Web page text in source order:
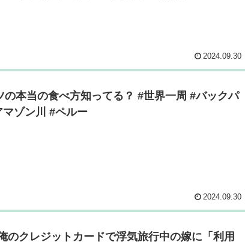
2024.09.30
の本当の食べ方知ってる？ #世界一周 #バックパ
マゾン川 #ペルー
2024.09.30
のクレジットカードで浮気旅行中の嫁に「利用